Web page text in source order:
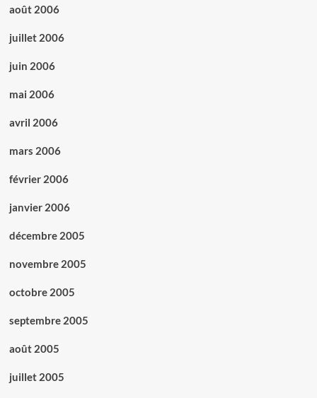
août 2006
juillet 2006
juin 2006
mai 2006
avril 2006
mars 2006
février 2006
janvier 2006
décembre 2005
novembre 2005
octobre 2005
septembre 2005
août 2005
juillet 2005